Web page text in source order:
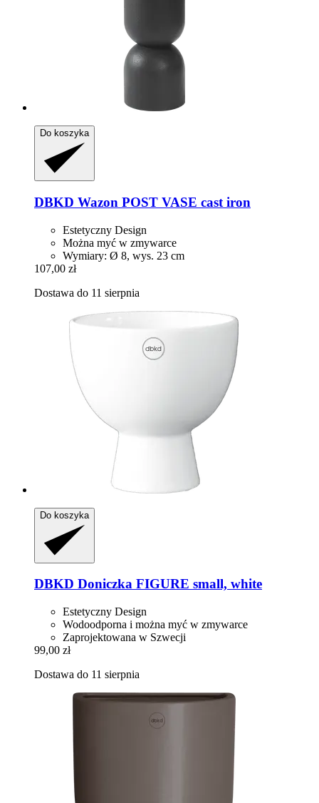
Do koszyka
DBKD Wazon POST VASE cast iron
Estetyczny Design
Można myć w zmywarce
Wymiary: Ø 8, wys. 23 cm
107,00 zł
Dostawa do 11 sierpnia
Do koszyka
DBKD Doniczka FIGURE small, white
Estetyczny Design
Wodoodporna i można myć w zmywarce
Zaprojektowana w Szwecji
99,00 zł
Dostawa do 11 sierpnia